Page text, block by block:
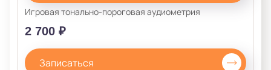
Игровая тонально-пороговая аудиометрия
2 700 ₽
Записаться